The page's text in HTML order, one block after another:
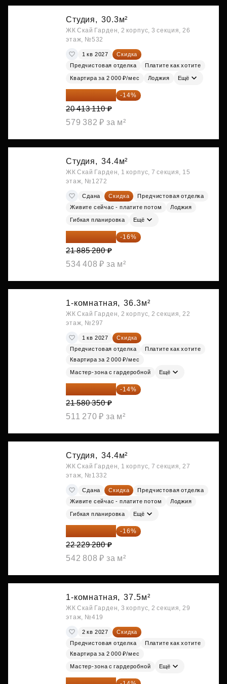
Студия, 30.3м²
ЖК Скай Гарден, 2 корпус, 3 секция, 26
этаж, №532
1 кв 2027
Скидка
Предчистовая отделка
Платите как хотите
Квартира за 2 000 ₽/мес Лоджия Ещё
17 555 275 ₽ -14%
20 413 110 ₽
579 382 ₽ за м²
Студия, 34.4м²
ЖК Скай Гарден, 1 корпус, 7 секция, 15
этаж, №1272
Сдана Скидка
Предчистовая отделка
Живите сейчас - платите потом
Лоджия
Гибкая планировка Ещё
18 383 635 ₽ -16%
21 885 280 ₽
534 408 ₽ за м²
1-комнатная, 36.3м²
ЖК Скай Гарден, 2 корпус, 2 секция, 22
этаж, №297
1 кв 2027
Скидка
Предчистовая отделка
Платите как хотите
Квартира за 2 000 ₽/мес
Мастер-зона с гардеробной Ещё
18 559 101 ₽ -14%
21 580 350 ₽
511 270 ₽ за м²
Студия, 34.4м²
ЖК Скай Гарден, 1 корпус, 7 секция, 27
этаж, №1332
Сдана Скидка
Предчистовая отделка
Живите сейчас - платите потом
Лоджия
Гибкая планировка Ещё
18 672 595 ₽ -16%
22 229 280 ₽
542 808 ₽ за м²
1-комнатная, 37.5м²
ЖК Скай Гарден, 3 корпус, 2 секция, 29
этаж, №419
2 кв 2027
Скидка
Предчистовая отделка
Платите как хотите
Квартира за 2 000 ₽/мес
Мастер-зона с гардеробной Ещё